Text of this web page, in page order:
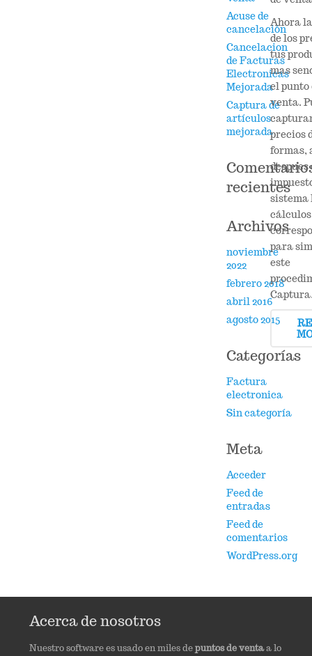
Ahora
de los
tus
mas
el punto
venta.
precios
formas,
despues
sistema
cálculos
para
este
Acuse de
cancelación
Cancelacion
de Facturas
Electronicas
Mejorada
Captura de
artículos
mejorada
recientes
Archivos
noviembre
2022
febrero 2018
abril 2016
agosto 2015
Categorías
Factura
electronica
Sin categoría
Meta
Acceder
Feed de
entradas
Feed de
comentarios
WordPress.org
Acerca de nosotros
Nuestro software es usado en miles depuntos de ventaa lo